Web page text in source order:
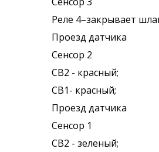
Реле 4–закрывает
Проезд датчика
Сенсор 2
СВ2 - красный;
СВ1- красный;
Проезд датчика
Сенсор 1
СВ2 - зеленый;